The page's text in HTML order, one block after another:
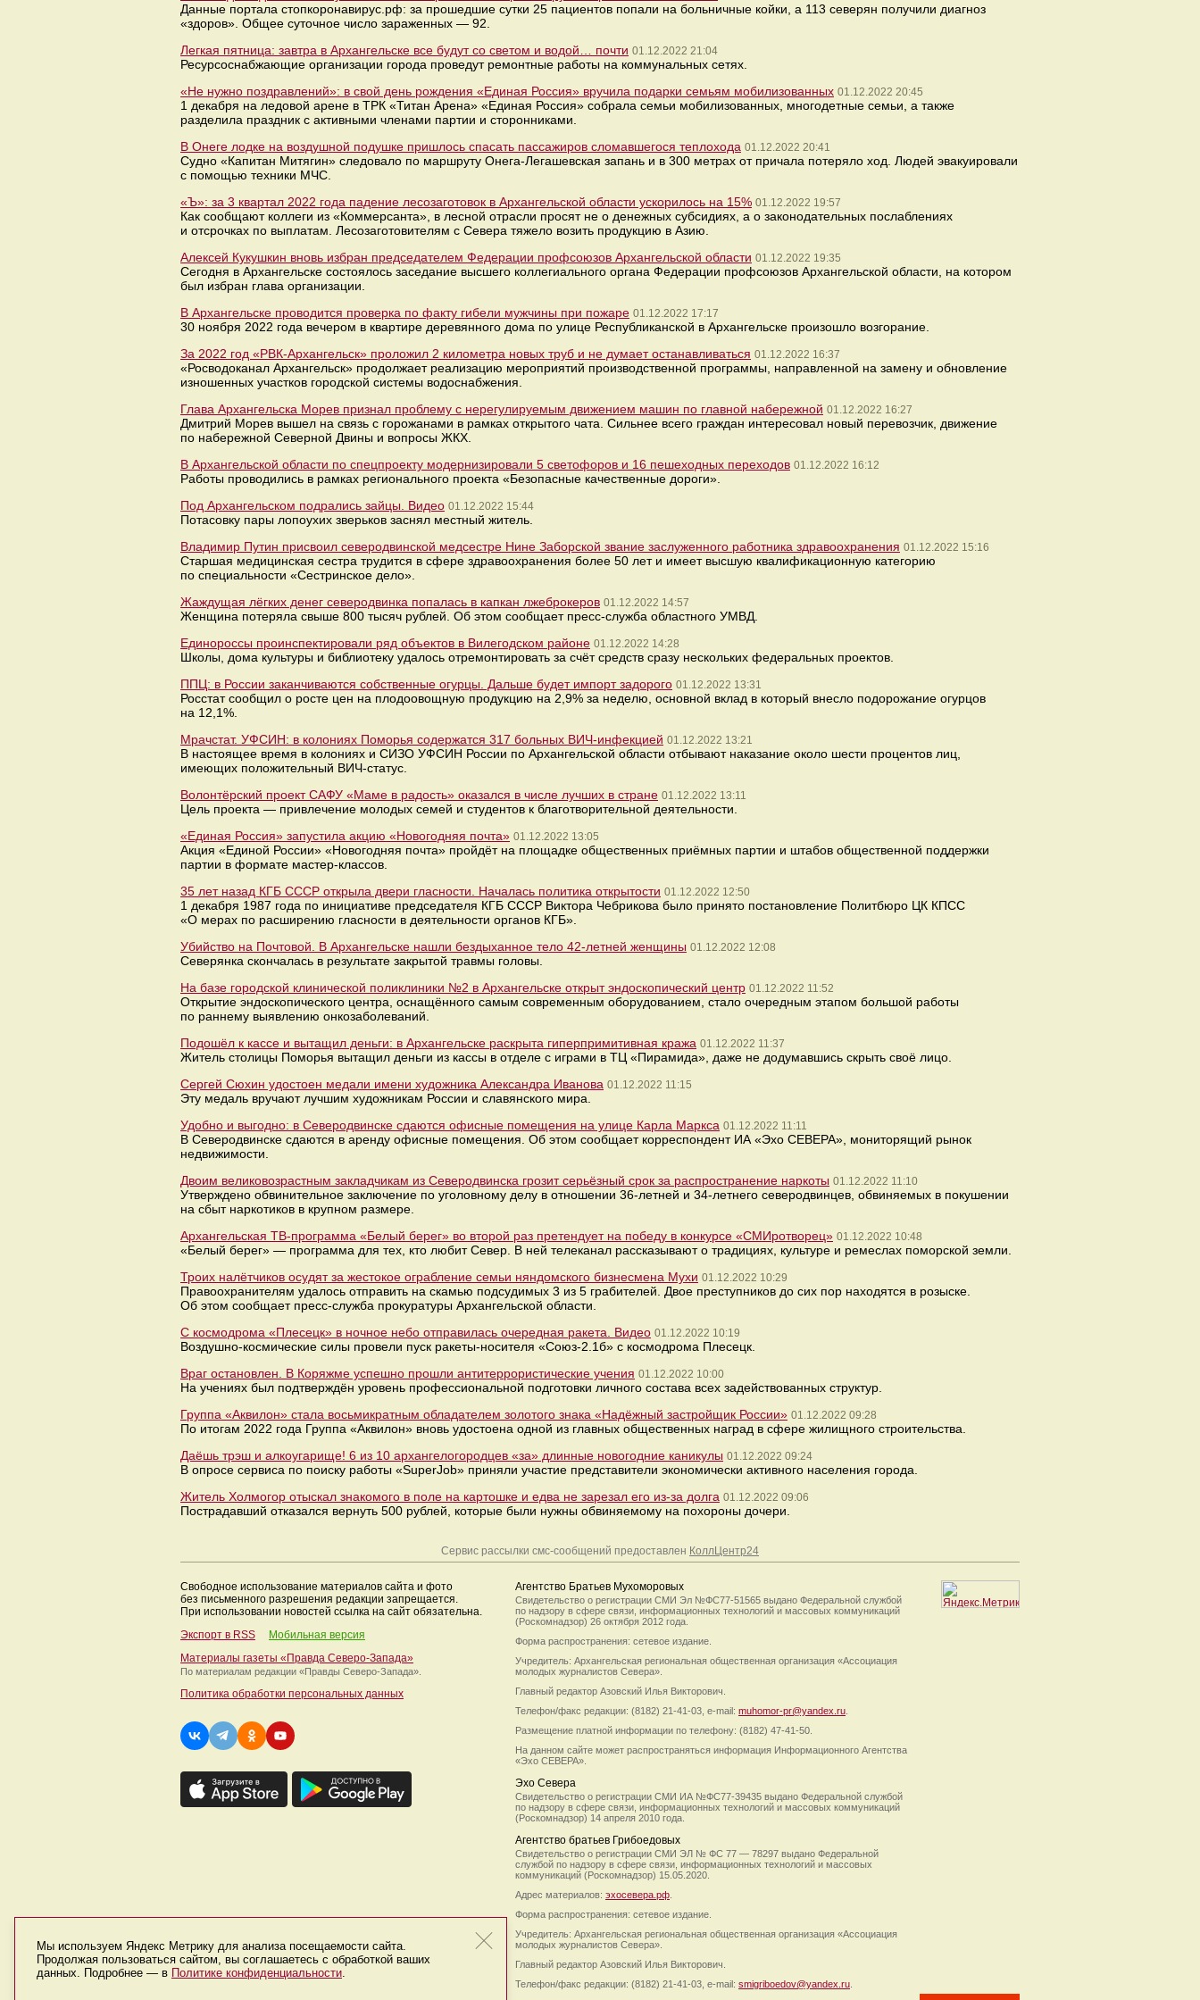
Данные портала стопкоронавирус.рф: за прошедшие сутки 25 пациентов попали на больничные койки, а 113 северян получили диагноз
«здоров». Общее суточное число зараженных — 92.
Легкая пятница: завтра в Архангельске все будут со светом и водой… почти 01.12.2022 21:04
Ресурсоснабжающие организации города проведут ремонтные работы на коммунальных сетях.
«Не нужно поздравлений»: в свой день рождения «Единая Россия» вручила подарки семьям мобилизованных 01.12.2022 20:45
1 декабря на ледовой арене в ТРК «Титан Арена» «Единая Россия» собрала семьи мобилизованных, многодетные семьи, а также
разделила праздник с активными членами партии и сторонниками.
В Онеге лодке на воздушной подушке пришлось спасать пассажиров сломавшегося теплохода 01.12.2022 20:41
Судно «Капитан Митягин» следовало по маршруту Онега-Легашевская запань и в 300 метрах от причала потеряло ход. Людей эвакуировали
с помощью техники МЧС.
«Ъ»: за 3 квартал 2022 года падение лесозаготовок в Архангельской области ускорилось на 15% 01.12.2022 19:57
Как сообщают коллеги из «Коммерсанта», в лесной отрасли просят не о денежных субсидиях, а о законодательных послаблениях
и отсрочках по выплатам. Лесозаготовителям с Севера тяжело возить продукцию в Азию.
Алексей Кукушкин вновь избран председателем Федерации профсоюзов Архангельской области 01.12.2022 19:35
Сегодня в Архангельске состоялось заседание высшего коллегиального органа Федерации профсоюзов Архангельской области, на котором
был избран глава организации.
В Архангельске проводится проверка по факту гибели мужчины при пожаре 01.12.2022 17:17
30 ноября 2022 года вечером в квартире деревянного дома по улице Республиканской в Архангельске произошло возгорание.
За 2022 год ​«РВК-Архангельск» проложил 2 километра новых труб и не думает останавливаться 01.12.2022 16:37
«Росводоканал Архангельск» продолжает реализацию мероприятий производственной программы, направленной на замену и обновление
изношенных участков городской системы водоснабжения.
Глава Архангельска Морев признал проблему с нерегулируемым движением машин по главной набережной 01.12.2022 16:27
Дмитрий Морев вышел на связь с горожанами в рамках открытого чата. Сильнее всего граждан интересовал новый перевозчик, движение
по набережной Северной Двины и вопросы ЖКХ.
В Архангельской области по спецпроекту модернизировали 5 светофоров и 16 пешеходных переходов 01.12.2022 16:12
Работы проводились в рамках регионального проекта «Безопасные качественные дороги».
Под Архангельском подрались зайцы. Видео 01.12.2022 15:44
Потасовку пары лопоухих зверьков заснял местный житель.
Владимир Путин присвоил северодвинской медсестре Нине Заборской звание заслуженного работника здравоохранения 01.12.2022 15:16
Старшая медицинская сестра трудится в сфере здравоохранения более 50 лет и имеет высшую квалификационную категорию
по специальности «Сестринское дело».
Жаждущая лёгких денег северодвинка попалась в капкан лжеброкеров 01.12.2022 14:57
Женщина потеряла свыше 800 тысяч рублей. Об этом сообщает пресс-служба областного УМВД.
Единороссы проинспектировали ряд объектов в Вилегодском районе 01.12.2022 14:28
Школы, дома культуры и библиотеку удалось отремонтировать за счёт средств сразу нескольких федеральных проектов.
ППЦ: в России заканчиваются собственные огурцы. Дальше будет импорт задорого 01.12.2022 13:31
Росстат сообщил о росте цен на плодоовощную продукцию на 2,9% за неделю, основной вклад в который внесло подорожание огурцов
на 12,1%.
Мрачстат. УФСИН: в колониях Поморья содержатся 317 больных ВИЧ-инфекцией 01.12.2022 13:21
В настоящее время в колониях и СИЗО УФСИН России по Архангельской области отбывают наказание около шести процентов лиц,
имеющих положительный ВИЧ-статус.
Волонтёрский проект САФУ «Маме в радость» оказался в числе лучших в стране 01.12.2022 13:11
Цель проекта — привлечение молодых семей и студентов к благотворительной деятельности.
«Единая Россия» запустила акцию «Новогодняя почта» 01.12.2022 13:05
Акция «Единой России» «Новогодняя почта» пройдёт на площадке общественных приёмных партии и штабов общественной поддержки
партии в формате мастер-классов.
35 лет назад КГБ СССР открыла двери гласности. Началась политика открытости 01.12.2022 12:50
1 декабря 1987 года по инициативе председателя КГБ СССР Виктора Чебрикова было принято постановление Политбюро ЦК КПСС
«О мерах по расширению гласности в деятельности органов КГБ».
Убийство на Почтовой. В Архангельске нашли бездыханное тело 42-летней женщины 01.12.2022 12:08
Северянка скончалась в результате закрытой травмы головы.
На базе городской клинической поликлиники №2 в Архангельске открыт эндоскопический центр 01.12.2022 11:52
Открытие эндоскопического центра, оснащённого самым современным оборудованием, стало очередным этапом большой работы
по раннему выявлению онкозаболеваний.
Подошёл к кассе и вытащил деньги: в Архангельске раскрыта гиперпримитивная кража 01.12.2022 11:37
Житель столицы Поморья вытащил деньги из кассы в отделе с играми в ТЦ «Пирамида», даже не додумавшись скрыть своё лицо.
Сергей Сюхин удостоен медали имени художника Александра Иванова 01.12.2022 11:15
Эту медаль вручают лучшим художникам России и славянского мира.
Удобно и выгодно: в Северодвинске сдаются офисные помещения на улице Карла Маркса 01.12.2022 11:11
В Северодвинске сдаются в аренду офисные помещения. Об этом сообщает корреспондент ИА «Эхо СЕВЕРА», мониторящий рынок
недвижимости.
Двоим великовозрастным закладчикам из Северодвинска грозит серьёзный срок за распространение наркоты 01.12.2022 11:10
Утверждено обвинительное заключение по уголовному делу в отношении 36-летней и 34-летнего северодвинцев, обвиняемых в покушении
на сбыт наркотиков в крупном размере.
Архангельская ТВ-программа «Белый берег» во второй раз претендует на победу в конкурсе «СМИротворец» 01.12.2022 10:48
«Белый берег» — программа для тех, кто любит Север. В ней телеканал рассказывают о традициях, культуре и ремеслах поморской земли.
Троих налётчиков осудят за жестокое ограбление семьи няндомского бизнесмена Мухи 01.12.2022 10:29
Правоохранителям удалось отправить на скамью подсудимых 3 из 5 грабителей. Двое преступников до сих пор находятся в розыске.
Об этом сообщает пресс-служба прокуратуры Архангельской области.
С космодрома «Плесецк» в ночное небо отправилась очередная ракета. Видео 01.12.2022 10:19
Воздушно-космические силы провели пуск ракеты-носителя «Союз-2.1б» с космодрома Плесецк.
Враг остановлен. В Коряжме успешно прошли антитеррористические учения 01.12.2022 10:00
На учениях был подтверждён уровень профессиональной подготовки личного состава всех задействованных структур.
Группа «Аквилон» стала восьмикратным обладателем золотого знака «Надёжный застройщик России» 01.12.2022 09:28
По итогам 2022 года Группа «Аквилон» вновь удостоена одной из главных общественных наград в сфере жилищного строительства.
Даёшь трэш и алкоугарище! 6 из 10 архангелогородцев «за» длинные новогодние каникулы 01.12.2022 09:24
В опросе сервиса по поиску работы «SuperJob» приняли участие представители экономически активного населения города.
Житель Холмогор отыскал знакомого в поле на картошке и едва не зарезал его из-за долга 01.12.2022 09:06
Пострадавший отказался вернуть 500 рублей, которые были нужны обвиняемому на похороны дочери.
Сервис рассылки смс-сообщений предоставлен КоллЦентр24
Свободное использование материалов сайта и фото
без письменного разрешения редакции запрещается.
При использовании новостей ссылка на сайт обязательна.
Экспорт в RSS
Мобильная версия
Материалы газеты «Правда Северо-Запада»
По материалам редакции «Правды Северо-Запада».
Политика обработки персональных данных
Агентство Братьев Мухоморовых
Свидетельство о регистрации СМИ Эл №ФС77-51565 выдано Федеральной службой
по надзору в сфере связи, информационных технологий и массовых коммуникаций
(Роскомнадзор) 26 октября 2012 года.
Форма распространения: сетевое издание.
Учредитель: Архангельская региональная общественная организация «Ассоциация
молодых журналистов Севера».
Главный редактор Азовский Илья Викторович.
Телефон/факс редакции: (8182) 21-41-03, e-mail: muhomor-pr@yandex.ru
Размещение платной информации по телефону: (8182) 47-41-50.
На данном сайте может распространяться информация Информационного Агентства
«Эхо СЕВЕРА».
Эхо Севера
Свидетельство о регистрации СМИ ИА №ФС77-39435 выдано Федеральной службой
по надзору в сфере связи, информационных технологий и массовых коммуникаций
(Роскомнадзор) 14 апреля 2010 года.
Агентство братьев Грибоедовых
Свидетельство о регистрации СМИ ЭЛ № ФС 77 — 78297 выдано Федеральной
службой по надзору в сфере связи, информационных технологий и массовых
коммуникаций (Роскомнадзор) 15.05.2020.
Адрес материалов: эхосевера.рф
Форма распространения: сетевое издание.
Учредитель: Архангельская региональная общественная организация «Ассоциация
молодых журналистов Севера».
Главный редактор Азовский Илья Викторович.
Телефон/факс редакции: (8182) 21-41-03, e-mail: smigriboedov@yandex.ru
Мы используем Яндекс Метрику для анализа посещаемости сайта.
Продолжая пользоваться сайтом, вы соглашаетесь с обработкой ваших
данных. Подробнее — в Политике конфиденциальности.